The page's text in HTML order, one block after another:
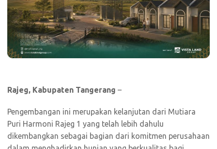
Rajeg, Kabupaten Tangerang –
Pengembangan ini merupakan kelanjutan dari Mutiara
Puri Harmoni Rajeg 1 yang telah lebih dahulu
dikembangkan sebagai bagian dari komitmen perusahaan